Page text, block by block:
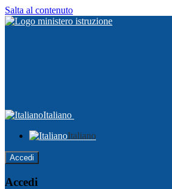
Salta al contenuto
Italiano
Italiano
Accedi
Accedi